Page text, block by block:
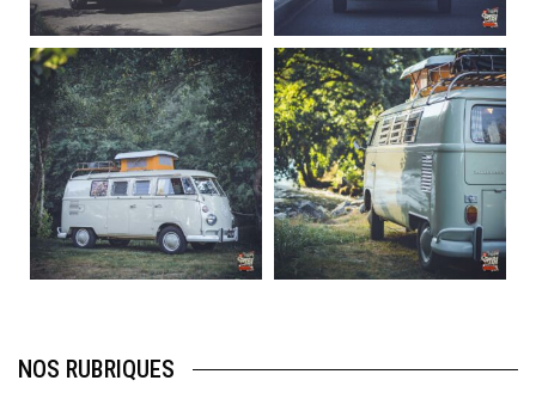
220
4
177
0
becombi
Août 10
120
0
becombi
Août 10
108
0
NOS RUBRIQUES